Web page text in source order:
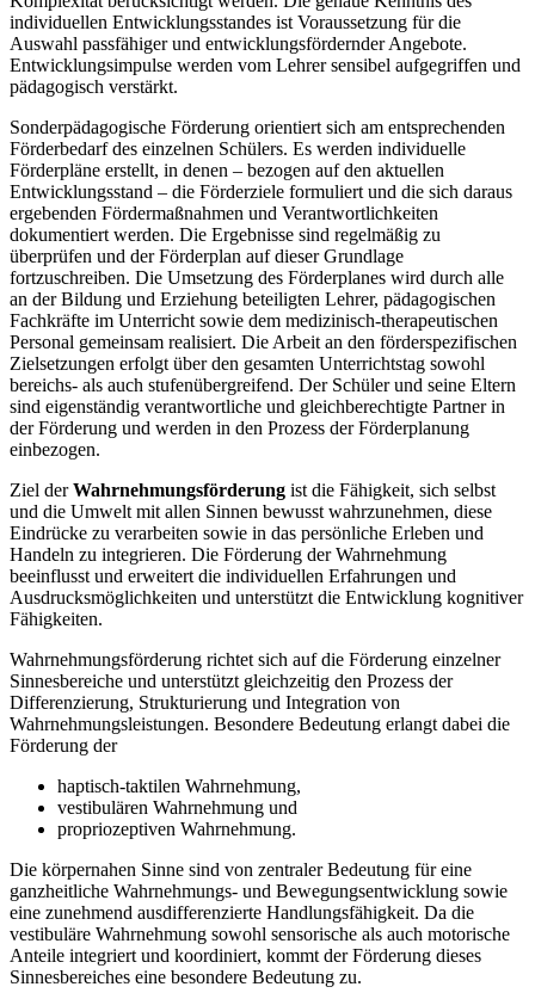
individuellen Entwicklungsstandes ist Voraussetzung für die
Auswahl passfähiger und entwicklungsfördernder Angebote.
Entwicklungsimpulse werden vom Lehrer sensibel aufgegriffen und
pädagogisch verstärkt.
Sonderpädagogische Förderung orientiert sich am entsprechenden
Förderbedarf des einzelnen Schülers. Es werden individuelle
Förderpläne erstellt, in denen – bezogen auf den aktuellen
Entwicklungsstand – die Förderziele formuliert und die sich daraus
ergebenden Fördermaßnahmen und Verantwortlichkeiten
dokumentiert werden. Die Ergebnisse sind regelmäßig zu
überprüfen und der Förderplan auf dieser Grundlage
fortzuschreiben. Die Umsetzung des Förderplanes wird durch alle
an der Bildung und Erziehung beteiligten Lehrer, pädagogischen
Fachkräfte im Unterricht sowie dem medizinisch-therapeutischen
Personal gemeinsam realisiert. Die Arbeit an den förderspezifischen
Zielsetzungen erfolgt über den gesamten Unterrichtstag sowohl
bereichs- als auch stufenübergreifend. Der Schüler und seine Eltern
sind eigenständig verantwortliche und gleichberechtigte Partner in
der Förderung und werden in den Prozess der Förderplanung
einbezogen.
Ziel derWahrnehmungsförderung ist die Fähigkeit, sich selbst
und die Umwelt mit allen Sinnen bewusst wahrzunehmen, diese
Eindrücke zu verarbeiten sowie in das persönliche Erleben und
Handeln zu integrieren. Die Förderung der Wahrnehmung
beeinflusst und erweitert die individuellen Erfahrungen und
Ausdrucksmöglichkeiten und unterstützt die Entwicklung kognitiver
Fähigkeiten.
Wahrnehmungsförderung richtet sich auf die Förderung einzelner
Sinnesbereiche und unterstützt gleichzeitig den Prozess der
Differenzierung, Strukturierung und Integration von
Wahrnehmungsleistungen. Besondere Bedeutung erlangt dabei die
Förderung der
haptisch-taktilen Wahrnehmung,
vestibulären Wahrnehmung und
propriozeptiven Wahrnehmung.
Die körpernahen Sinne sind von zentraler Bedeutung für eine
ganzheitliche Wahrnehmungs- und Bewegungsentwicklung sowie
eine zunehmend ausdifferenzierte Handlungsfähigkeit. Da die
vestibuläre Wahrnehmung sowohl sensorische als auch motorische
Anteile integriert und koordiniert, kommt der Förderung dieses
Sinnesbereiches eine besondere Bedeutung zu.